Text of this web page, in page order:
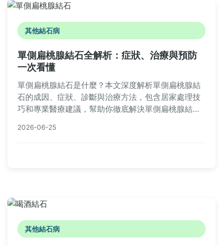
其他結石病
單側扁桃腺結石全解析：症狀、治療與預防
一次看懂
單側扁桃腺結石是什麼？本文深度解析單側扁桃腺結
石的成因、症狀、診斷與治療方法，包含居家處理技
巧和專業醫療建議，幫助你徹底解決單側扁桃腺結石
完整實用資訊。
2026-06-25
其他結石病